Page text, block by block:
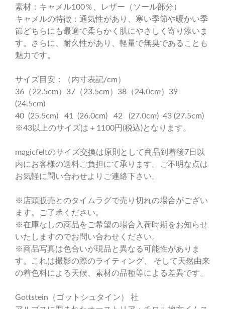
素材：キャメル100％、レザー（ソール部分）
キャメルの特徴： 通気性があり、寒い季節や暖かい季
節どちらにも最適で柔らかく肌にやさしく寄り添いま
す。さらに、耐久性があり、軽量で無臭であることも
魅力です。
サイズ目安：（内寸表記/cm）
36（22.5cm）37（23.5cm）38（24.0cm）39
(24.5cm)
40 (25.5cm) 41 (26.0cm) 42 (27.0cm) 43 (27.5cm)
※43以上のサイズは＋1100円(税込)となります。
magicfeltのサイズ交換は原則として商品到着後7日以
内にお客様の送料ご負担にて承ります。ご不明な点は
お気軽に問い合わせよりご連絡下さい。
※店頭販売とのタイムラグで売り切れの場合がござい
ます。ご了承ください。
※在庫なしの商品をご希望の場合入荷時期をお知らせ
いたしますのでお問い合わせください。
※商品写真は色合いが現品と異なる可能性がありま
す。これは撮影の際のライティング、 そして天然由来
の着色料による天候、素材の品種等による差異です。
Gottstein（ゴットシュタイン） 社